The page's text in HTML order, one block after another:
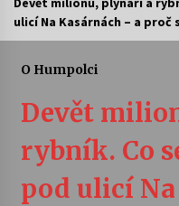
Letní
Sukuba
4. 8.
Vernisáž
ulicí Na Kasárnách – a
O Humpolci
Devět
rybník. Co
pod ulicí